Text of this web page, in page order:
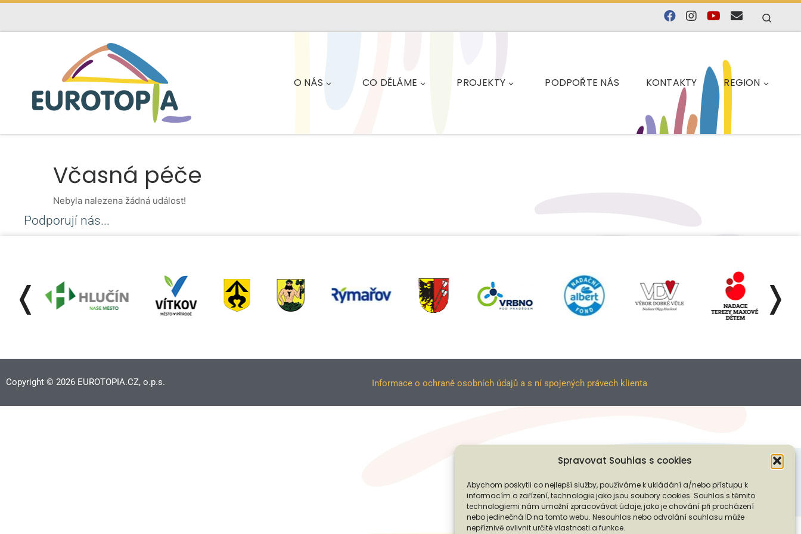
Spravovat Souhlas s cookies
Abychom poskytli co nejlepší služby, používáme k ukládání a/nebo přístupu k
informacím o zařízení, technologie jako jsou soubory cookies. Souhlas s těmito
technologiemi nám umožní zpracovávat údaje, jako je chování při procházení
nebo jedinečná ID na tomto webu. Nesouhlas nebo odvolání souhlasu může
nepříznivě ovlivnit určité vlastnosti a funkce.
O NÁS CO DĚLÁME PROJEKTY PODPOŘTE NÁS KONTAKTY REGION
Včasná péče
Nebyla nalezena žádná událost!
Podporují nás...
❬ ❭
Copyright © 2026 EUROTOPIA.CZ, o.p.s. Informace o ochraně osobních údajů a s ní spojených právech klienta
PODPOŘTE NÁS